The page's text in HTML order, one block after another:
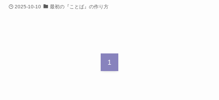
2025-10-10 最初の『ことば』の作り方
1